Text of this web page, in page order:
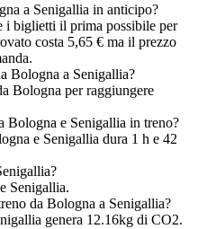
a Senigallia in anticipo?
i biglietti il prima possibile per
costa 5,65 € ma il prezzo
Bologna a Senigallia?
Bologna per raggiungere
Bologna e Senigallia in treno?
e Senigallia dura 1 h e 42
Senigallia.
da Bologna a Senigallia?
genera 12.16kg di CO2.